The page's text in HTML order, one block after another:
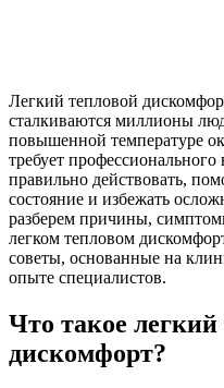
Легкий тепловой
сталкиваются миллионы
повышенной температуре
требует профессионального
правильно действовать,
состояние и избежать
разберем причины,
легком тепловом
советы, основанные на
опыте специалистов.
Что такое легкий
дискомфорт?